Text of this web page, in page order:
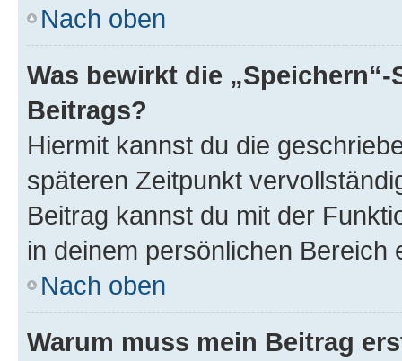
Nach oben
Was bewirkt die
Beitrags?
Hiermit kannst du die
späteren Zeitpunkt
Beitrag kannst du mit der
in deinem persönlichen Bereich
Nach oben
Warum muss mein Beitrag